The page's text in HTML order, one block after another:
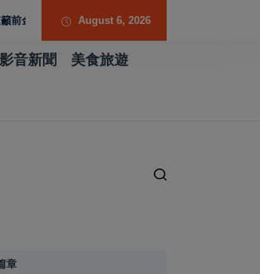
親提高警覺守護健康August 6, 2026
影音新聞
美食旅遊
章